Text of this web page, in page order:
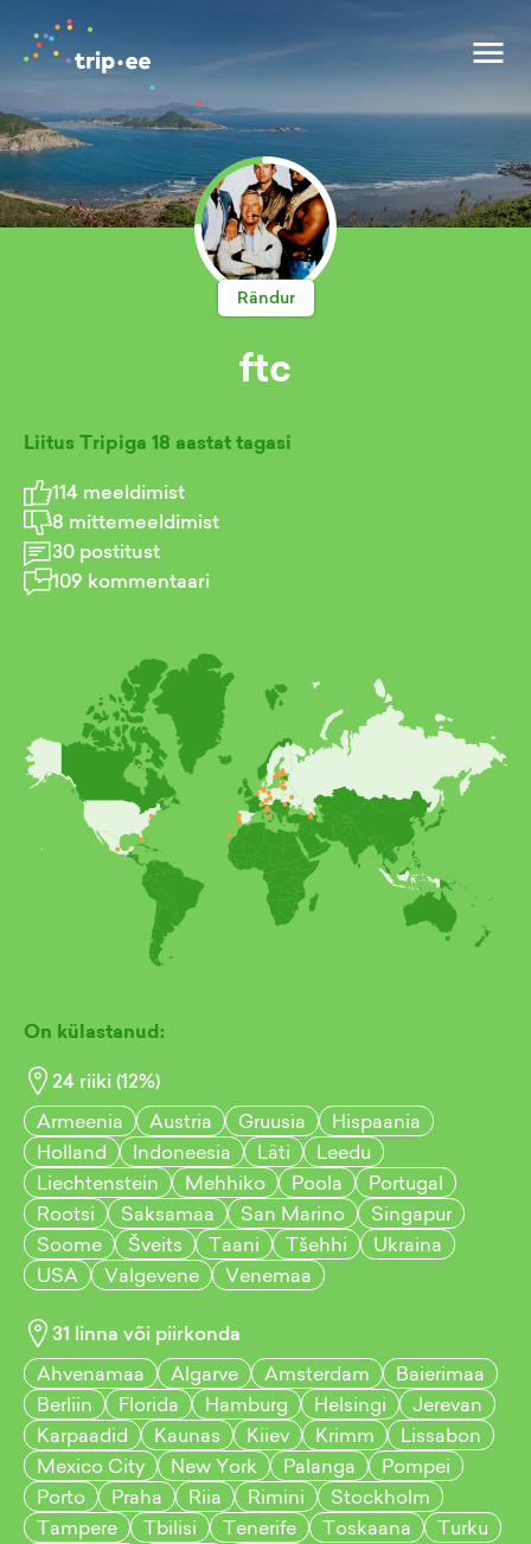
Rändur
ftc
Liitus Tripiga 18 aastat tagasi
114 meeldimist
8 mittemeeldimist
30 postitust
109 kommentaari
On külastanud:
24 riiki (12%)
Armeenia
Austria Gruusia
Hispaania
Holland
Indoneesia Läti
Leedu
Liechtenstein
Mehhiko Poola
Portugal
Rootsi
Saksamaa San Marino
Singapur
Soome
Šveits Taani Tšehhi
Ukraina
USA
Valgevene Venemaa
31 linna või piirkonda
Ahvenamaa
Algarve Amsterdam
Baierimaa
Berliin
Florida Hamburg Helsingi
Jerevan
Karpaadid
Kaunas Kiiev Krimm
Lissabon
Mexico City
New York Palanga
Pompei
Porto
Praha Riia Rimini
Stockholm
Tampere
Tbilisi Tenerife Toskaana
Turku